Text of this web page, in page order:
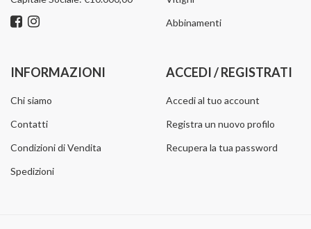
Abbinamenti
INFORMAZIONI
Chi siamo
Contatti
Condizioni di Vendita
Spedizioni
ACCEDI / REGISTRATI
Accedi al tuo account
Registra un nuovo profilo
Recupera la tua password